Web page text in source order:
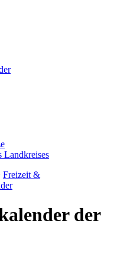
Landkreises
Freizeit &
der